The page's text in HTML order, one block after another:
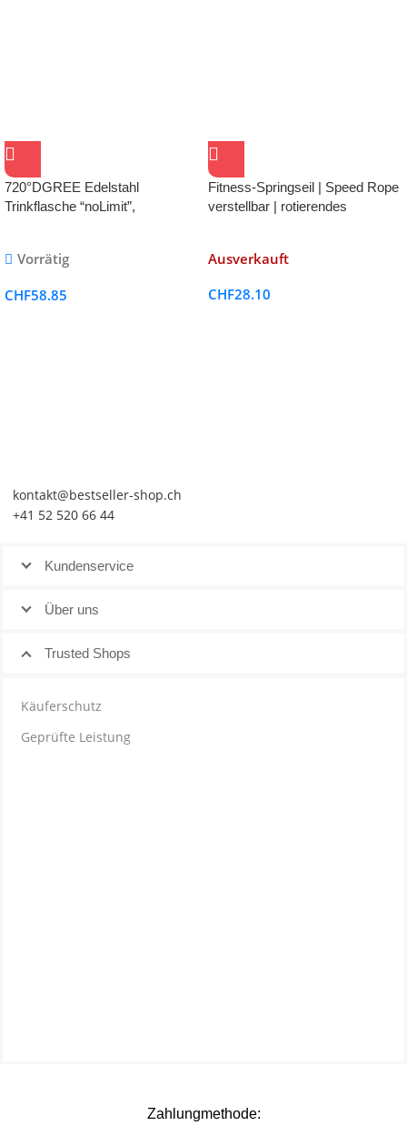
720°DGREE Edelstahl
Trinkflasche “noLimit”,
Vorrätig
CHF58.85
Fitness-Springseil | Speed Rope
verstellbar | rotierendes
Ausverkauft
CHF28.10
kontakt@bestseller-shop.ch
+41 52 520 66 44
Kundenservice
Über uns
Trusted Shops
Käuferschutz
Geprüfte Leistung
Zahlungmethode: